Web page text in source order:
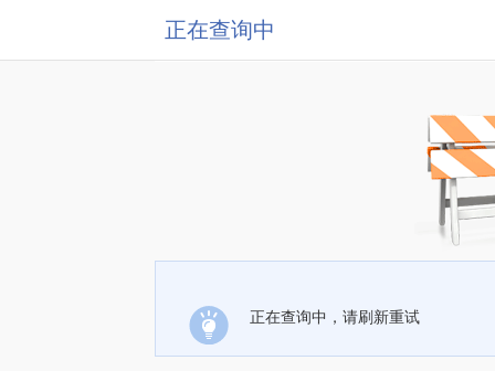
正在查询中
正在查询中，请刷新重试